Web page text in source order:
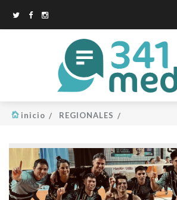
inicio REGIONALES